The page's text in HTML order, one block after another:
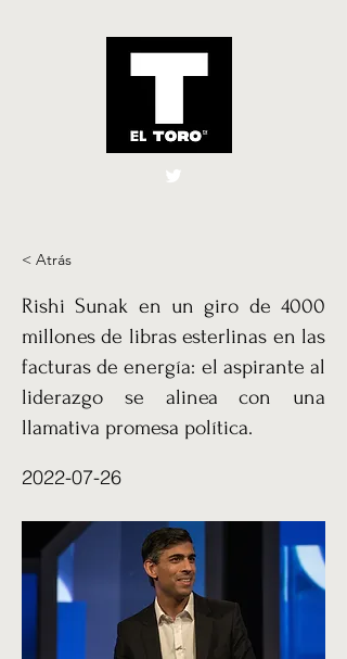
El Toro España
< Atrás
Rishi Sunak en un giro de 4000
millones de libras esterlinas en las
facturas de energía: el aspirante al
liderazgo se alinea con una
llamativa promesa política.
2022-07-26